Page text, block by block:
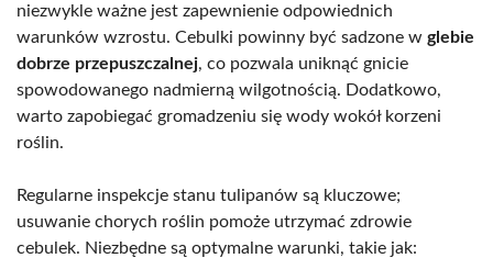
niezwykle ważne jest zapewnienie odpowiednich
warunków wzrostu. Cebulki powinny być sadzone w glebie
dobrze przepuszczalnej, co pozwala uniknąć gnicie
spowodowanego nadmierną wilgotnością. Dodatkowo,
warto zapobiegać gromadzeniu się wody wokół korzeni
roślin.
Regularne inspekcje stanu tulipanów są kluczowe;
usuwanie chorych roślin pomoże utrzymać zdrowie
cebulek. Niezbędne są optymalne warunki, takie jak: